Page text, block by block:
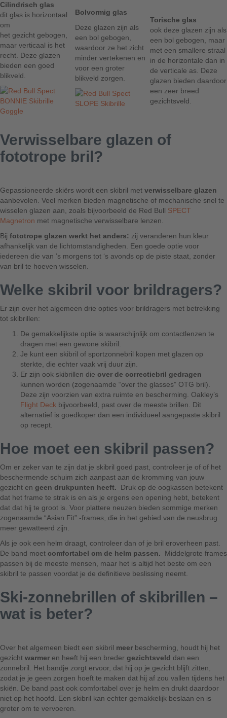
Cilindrisch glas
dit glas is horizontaal
om
het gezicht gebogen,
maar verticaal is het
recht. Deze glazen
bieden een goed
blikveld.
Bolvormig glas
Deze glazen zijn als
een bol gebogen,
waardoor ze het zicht
minder vertekenen en
voor een groter
blikveld zorgen.
Torische glas
ook deze glazen zijn als
een bol gebogen, maar
met een smallere straal
in de horizontale dan in
de verticale as. Deze
glazen bieden daardoor
een zeer breed
gezichtsveld.
Verwisselbare glazen of
fototrope bril?
Gepassioneerde skiërs wordt een skibril met verwisselbare glazen
aanbevolen. Veel merken bieden magnetische of mechanische snel te
wisselen glazen aan, zoals bijvoorbeeld de Red Bull SPECT
Magnetron met magnetische verwisselbare lenzen.
Bij fototrope glazen werkt het anders: zij veranderen hun kleur
afhankelijk van de lichtomstandigheden. Een goede optie voor
iedereen die van ’s morgens tot ‘s avonds op de piste staat, zonder
van bril te hoeven wisselen.
Welke skibril voor brildragers?
Er zijn over het algemeen drie opties voor brildragers met betrekking
tot skibrillen:
De gemakkelijkste optie is waarschijnlijk om contactlenzen te
dragen met een gewone skibril.
Je kunt een skibril of sportzonnebril kopen met glazen op
sterkte, die echter vaak vrij duur zijn.
Er zijn ook skibrillen die over de correctiebril gedragen
kunnen worden (zogenaamde “over the glasses” OTG bril).
Deze zijn voorzien van extra ruimte en bescherming. Oakley’s
Flight Deck bijvoorbeeld, past over de meeste brillen. Dit
alternatief is goedkoper dan een individueel aangepaste skibril
op recept.
Hoe moet een skibril passen?
Om er zeker van te zijn dat je skibril goed past, controleer je of of het
beschermende schuim zich aanpast aan de kromming van jouw
gezicht en geen drukpunten heeft. Druk op de oogkassen betekent
dat het frame te strak is en als je ergens een opening hebt, betekent
dat dat hij te groot is. Voor plattere neuzen bieden sommige merken
zogenaamde “Asian Fit” -frames, die in het gebied van de neusbrug
meer gewatteerd zijn.
Als je ook een helm draagt, controleer dan of je bril eroverheen past.
De band moet comfortabel om de helm passen. Middelgrote frames
passen bij de meeste mensen, maar het is altijd het beste om een
skibril te passen voordat je de definitieve beslissing neemt.
Ski-zonnebrillen of skibrillen –
wat is beter?
Over het algemeen biedt een skibril meer bescherming, houdt hij het
gezicht warmer en heeft hij een breder gezichtsveld dan een
zonnebril. Het bandje zorgt ervoor, dat hij op je gezicht blijft zitten,
zodat je je geen zorgen hoeft te maken dat hij af zou vallen tijdens het
skiën. De band past ook comfortabel over je helm en drukt daardoor
niet op het hoofd. Een skibril kan echter gemakkelijk beslaan en is
groter om te vervoeren.